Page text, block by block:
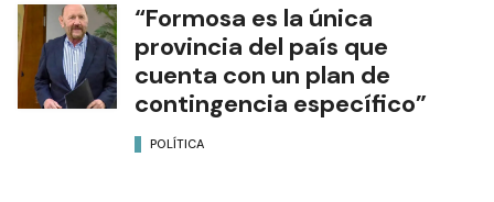
“Formosa es la única
provincia del país que
cuenta con un plan de
contingencia específico”
POLÍTICA